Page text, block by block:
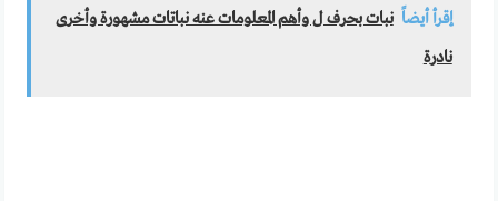
إقرأ أيضاً نبات بحرف ل وأهم المعلومات عنه نباتات مشهورة وأخرى
نادرة